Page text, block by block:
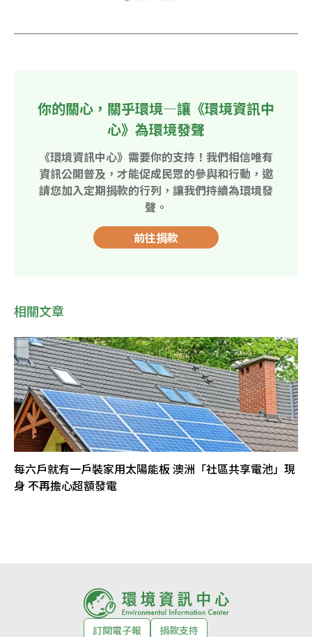
你的關心，關乎環境—讓《環境資訊中
心》為環境發聲
《環境資訊中心》需要你的支持！我們相信唯有
資訊公開普及，才能促成民眾的參與和行動，邀
請您加入定期捐款的行列，讓我們持續為環境發
聲。
前往捐款
相關文章
每六戶就有一戶裝家用太陽能板 澳洲「社區共享電池」現
身 不再擔心超額發電
訂閱電子報 捐款支持